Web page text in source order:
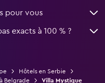
pour vous
exacts à 100 % ?
Hôtels en Serbie
Belgrade Villa Mystique